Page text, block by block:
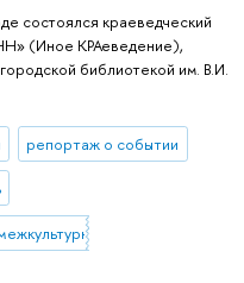
состоялся краеведческий
(Иное КРАеведение),
библиотекой им. В.И.
репортаж о событии
коммуникации